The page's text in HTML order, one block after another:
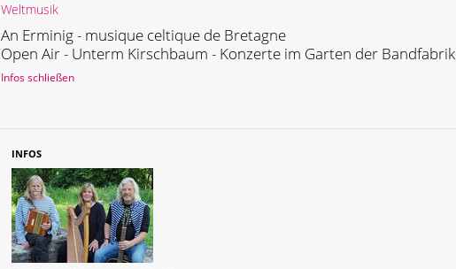
Weltmusik
An Erminig - musique celtique de Bretagne
Open Air - Unterm Kirschbaum - Konzerte im Garten der Bandfabrik
Infos schließen
INFOS